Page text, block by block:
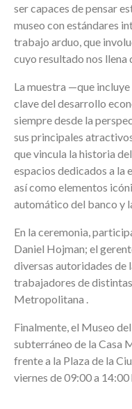
ser capaces de pensar
museo con estándares
trabajo arduo, que
cuyo resultado nos llena
La muestra —que
clave del desarrollo
siempre desde la
sus principales
que vincula la historia
espacios dedicados a la
así como elementos
automático del banco y
En la ceremonia,
Daniel Hojman; el
diversas autoridades de
trabajadores de
Metropolitana .
Finalmente, el Museo
subterráneo de la Casa
frente a la Plaza de la
viernes de 09:00 a 14:00